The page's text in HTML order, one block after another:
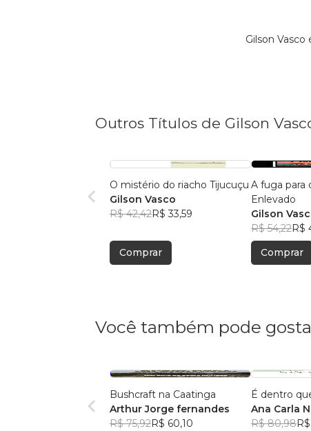
Gilson
Outros Títulos de Gilson
O mistério do riacho Tijucuçu
Gilson Vasco
R$ 42,42R$ 33,59
Comprar
A fuga para
Enlevado
Gilson
R$ 54,22R$
Comprar
Você também pode
Bushcraft na Caatinga
Arthur Jorge fernandes
R$ 75,92R$ 60,10
É dentro
Ana Carla
R$ 80,98